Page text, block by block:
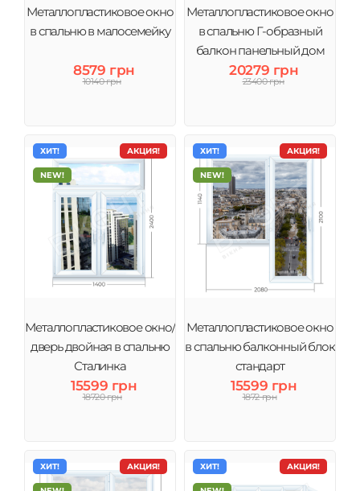
Металлопластиковое окно
в спальню в малосемейку
8579 грн
10140 грн
Металлопластиковое окно
в спальню Г-образный
балкон панельный дом
20279 грн
23400 грн
АКЦИЯ!
ХИТ!
NEW!
Металлопластиковое окно/
дверь двойная в спальню
Сталинка
15599 грн
18720 грн
АКЦИЯ!
ХИТ!
NEW!
Металлопластиковое окно
в спальню балконный блок
стандарт
15599 грн
1872 грн
АКЦИЯ!
ХИТ! АКЦИЯ!
ХИТ!